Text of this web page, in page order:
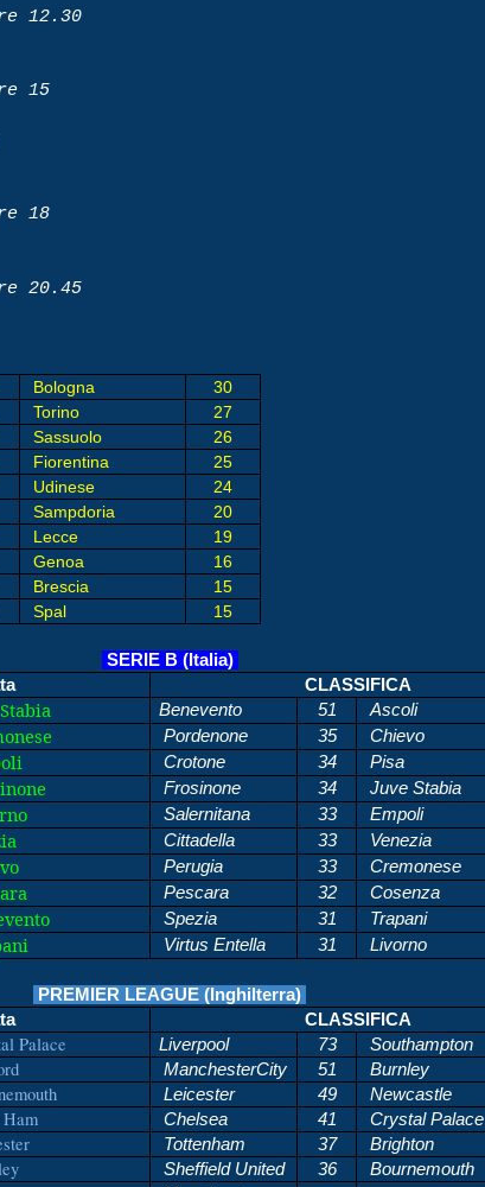
12.30
15
18
20.45
Bologna
30
Torino
27
Sassuolo
26
Fiorentina
25
Udinese
24
Sampdoria
20
Lecce
19
Genoa
16
Brescia
15
Spal 15
SERIE B (Italia)
CLASSIFICA
Benevento 51 Ascoli
Pordenone 35 Chievo
Crotone 34 Pisa
Frosinone 34 Juve Stabia
Salernitana 33 Empoli
Cittadella 33 Venezia
Perugia 33 Cremonese
Pescara 32 Cosenza
Spezia 31 Trapani
Virtus Entella 31 Livorno
PREMIER LEAGUE (Inghilterra)
CLASSIFICA
Palace Liverpool 73 Southampton
ManchesterCity 51 Burnley
Leicester 49 Newcastle
Ham Chelsea 41 Crystal Palace
Tottenham 37 Brighton
Sheffield United 36 Bournemouth